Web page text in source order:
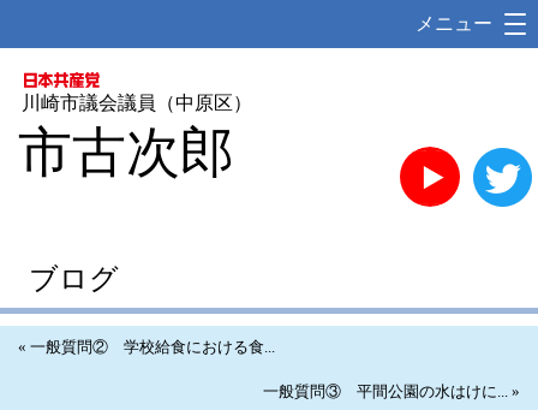
メニュー
川崎市議会議員（中原区）
市古次郎 YouTube
ブログ
« 一般質問② 学校給食における食...
一般質問③ 平間公園の水はけに... »